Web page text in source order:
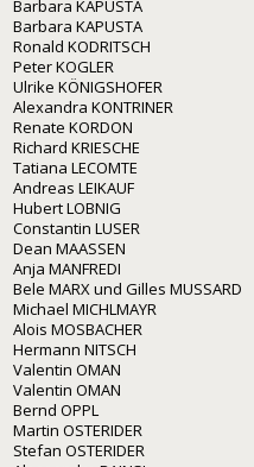
Barbara KAPUSTA
Barbara KAPUSTA
Ronald KODRITSCH
Peter KOGLER
Ulrike KÖNIGSHOFER
Alexandra KONTRINER
Renate KORDON
Richard KRIESCHE
Tatiana LECOMTE
Andreas LEIKAUF
Hubert LOBNIG
Constantin LUSER
Dean MAASSEN
Anja MANFREDI
Bele MARX und Gilles MUSSARD
Michael MICHLMAYR
Alois MOSBACHER
Hermann NITSCH
Valentin OMAN
Valentin OMAN
Bernd OPPL
Martin OSTERIDER
Stefan OSTERIDER